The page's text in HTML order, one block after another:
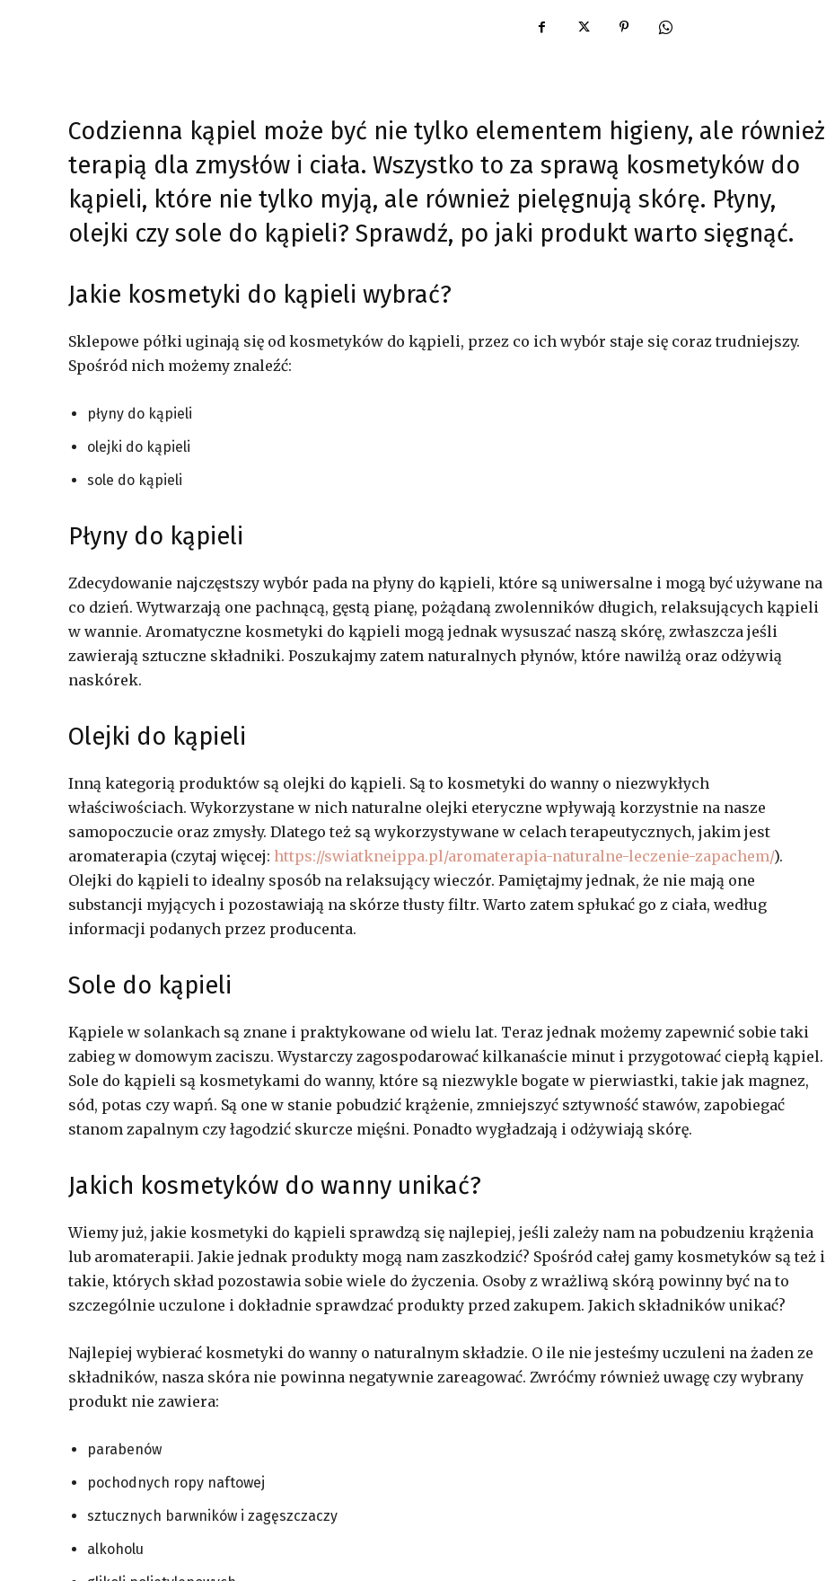
Codzienna kąpiel może być nie tylko elementem higieny, ale również
terapią dla zmysłów i ciała. Wszystko to za sprawą kosmetyków do
kąpieli, które nie tylko myją, ale również pielęgnują skórę. Płyny,
olejki czy sole do kąpieli? Sprawdź, po jaki produkt warto sięgnąć.
Jakie kosmetyki do kąpieli wybrać?
Sklepowe półki uginają się od kosmetyków do kąpieli, przez co ich wybór staje się coraz trudniejszy.
Spośród nich możemy znaleźć:
płyny do kąpieli
olejki do kąpieli
sole do kąpieli
Płyny do kąpieli
Zdecydowanie najczęstszy wybór pada na płyny do kąpieli, które są uniwersalne i mogą być używane na
co dzień. Wytwarzają one pachnącą, gęstą pianę, pożądaną zwolenników długich, relaksujących kąpieli
w wannie. Aromatyczne kosmetyki do kąpieli mogą jednak wysuszać naszą skórę, zwłaszcza jeśli
zawierają sztuczne składniki. Poszukajmy zatem naturalnych płynów, które nawilżą oraz odżywią
naskórek.
Olejki do kąpieli
Inną kategorią produktów są olejki do kąpieli. Są to kosmetyki do wanny o niezwykłych
właściwościach. Wykorzystane w nich naturalne olejki eteryczne wpływają korzystnie na nasze
samopoczucie oraz zmysły. Dlatego też są wykorzystywane w celach terapeutycznych, jakim jest
aromaterapia (czytaj więcej: https://swiatkneippa.pl/aromaterapia-naturalne-leczenie-zapachem/).
Olejki do kąpieli to idealny sposób na relaksujący wieczór. Pamiętajmy jednak, że nie mają one
substancji myjących i pozostawiają na skórze tłusty filtr. Warto zatem spłukać go z ciała, według
informacji podanych przez producenta.
Sole do kąpieli
Kąpiele w solankach są znane i praktykowane od wielu lat. Teraz jednak możemy zapewnić sobie taki
zabieg w domowym zaciszu. Wystarczy zagospodarować kilkanaście minut i przygotować ciepłą kąpiel.
Sole do kąpieli są kosmetykami do wanny, które są niezwykle bogate w pierwiastki, takie jak magnez,
sód, potas czy wapń. Są one w stanie pobudzić krążenie, zmniejszyć sztywność stawów, zapobiegać
stanom zapalnym czy łagodzić skurcze mięśni. Ponadto wygładzają i odżywiają skórę.
Jakich kosmetyków do wanny unikać?
Wiemy już, jakie kosmetyki do kąpieli sprawdzą się najlepiej, jeśli zależy nam na pobudzeniu krążenia
lub aromaterapii. Jakie jednak produkty mogą nam zaszkodzić? Spośród całej gamy kosmetyków są też i
takie, których skład pozostawia sobie wiele do życzenia. Osoby z wrażliwą skórą powinny być na to
szczególnie uczulone i dokładnie sprawdzać produkty przed zakupem. Jakich składników unikać?
Najlepiej wybierać kosmetyki do wanny o naturalnym składzie. O ile nie jesteśmy uczuleni na żaden ze
składników, nasza skóra nie powinna negatywnie zareagować. Zwróćmy również uwagę czy wybrany
produkt nie zawiera:
parabenów
pochodnych ropy naftowej
sztucznych barwników i zagęszczaczy
alkoholu